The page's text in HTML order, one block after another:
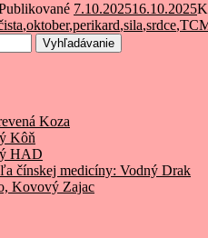
7.10.202516.10.2025
,oktober,perikard,sila,srdce,
Vyhľadávanie
Koza
Kôň
HAD
čínskej medicíny: Vodný Drak
Kovový Zajac